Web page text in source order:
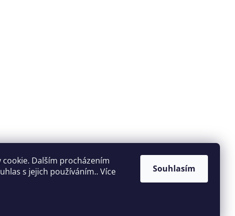
Dalším procházením
s jejich používáním.. Více
Souhlasím